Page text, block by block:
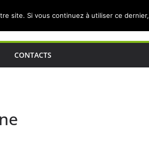
CONTACTS
site. Si vous continuez à utiliser ce